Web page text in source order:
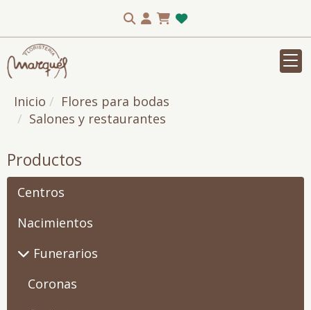
Inicio
Flores para bodas
Salones y restaurantes
Productos
Centros
Nacimientos
Funerarios
Coronas